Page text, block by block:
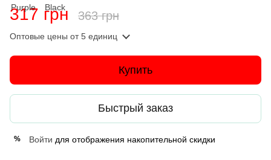
317 грн 363 грн
Оптовые цены от 5 единиц
Купить
Быстрый заказ
% Войти для отображения накопительной скидки